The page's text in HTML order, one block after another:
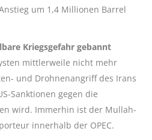
um 1,4 Millionen Barrel
Kriegsgefahr gebannt
mittlerweile nicht mehr
und Drohnenangriff des Irans
Sanktionen gegen die
wird. Immerhin ist der Mullah-
innerhalb der OPEC.